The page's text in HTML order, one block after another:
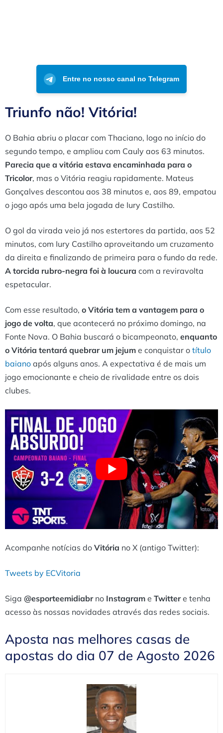
Entre no nosso canal no Telegram
Triunfo não! Vitória!
O Bahia abriu o placar com Thaciano, logo no início do
segundo tempo, e ampliou com Cauly aos 63 minutos.
Parecia que a vitória estava encaminhada para o
Tricolor, mas o Vitória reagiu rapidamente. Mateus
Gonçalves descontou aos 38 minutos e, aos 89, empatou
o jogo após uma bela jogada de Iury Castilho.
O gol da virada veio já nos estertores da partida, aos 52
minutos, com Iury Castilho aproveitando um cruzamento
da direita e finalizando de primeira para o fundo da rede.
A torcida rubro-negra foi à loucura com a reviravolta
espetacular.
Com esse resultado, o Vitória tem a vantagem para o
jogo de volta, que acontecerá no próximo domingo, na
Fonte Nova. O Bahia buscará o bicampeonato, enquanto
o Vitória tentará quebrar um jejum e conquistar o título
baiano após alguns anos. A expectativa é de mais um
jogo emocionante e cheio de rivalidade entre os dois
clubes.
Acompanhe notícias do Vitória no X (antigo Twitter):
Tweets by ECVitoria
Siga @esporteemidiabrno Instagram e Twittere tenha
acesso às nossas novidades através das redes sociais.
Aposta nas melhores casas de
apostas do dia 07 de Agosto 2026